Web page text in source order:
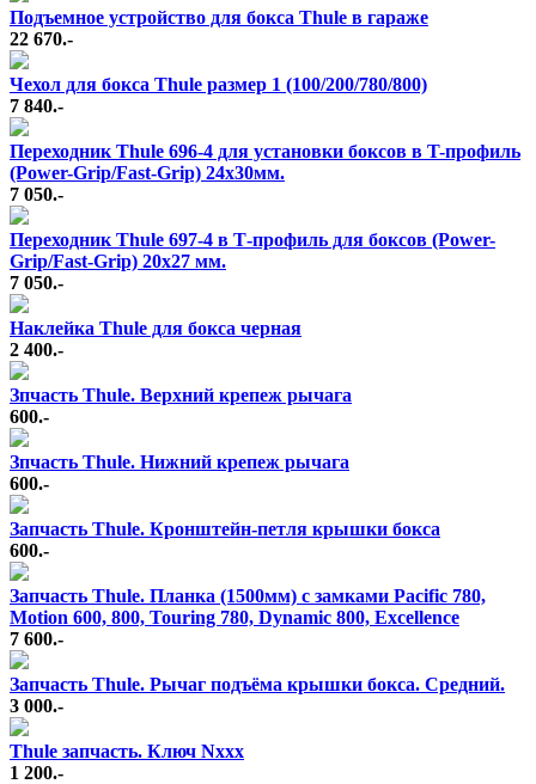
Подъемное устройство для бокса Thule в гараже
22 670.-
Чехол для бокса Thule размер 1 (100/200/780/800)
7 840.-
Переходник Thule 696-4 для установки боксов в T-профиль
(Power-Grip/Fast-Grip) 24х30мм.
7 050.-
Переходник Thule 697-4 в Т-профиль для боксов (Power-
Grip/Fast-Grip) 20x27 мм.
7 050.-
Наклейка Thule для бокса черная
2 400.-
Зпчасть Thule. Верхний крепеж рычага
600.-
Зпчасть Thule. Нижний крепеж рычага
600.-
Запчасть Thule. Кронштейн-петля крышки бокса
600.-
Запчасть Thule. Планка (1500мм) с замками Pacific 780,
Motion 600, 800, Touring 780, Dynamic 800, Excellence
7 600.-
Запчасть Thule. Рычаг подъёма крышки бокса. Средний.
3 000.-
Thule запчасть. Ключ Nxxx
1 200.-